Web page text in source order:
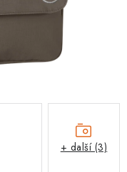
Poradna
+ další (3)